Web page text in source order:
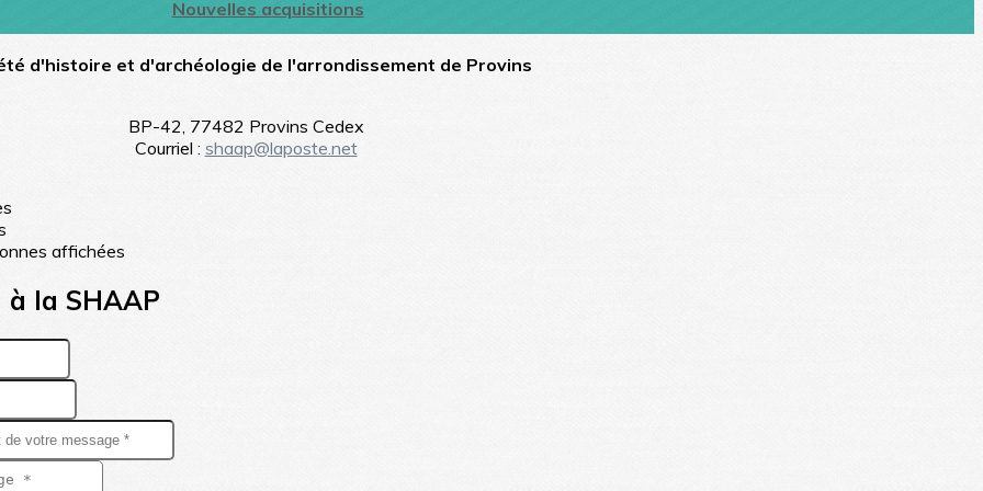
Nouvelles acquisitions
d'histoire et d'archéologie de l'arrondissement de Provins
BP-42, 77482 Provins Cedex
Courriel : shaap@laposte.net